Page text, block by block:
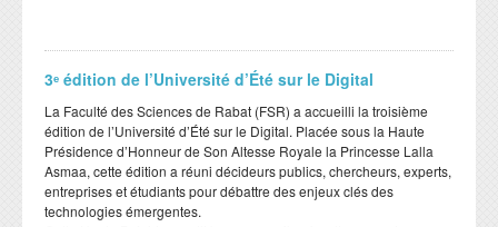
3ᵉ édition de l’Université d’Été sur le Digital
​La Faculté des Sciences de Rabat (FSR) a accueilli la troisième
édition de l’Université d’Été sur le Digital. Placée sous la Haute
Présidence d’Honneur de Son Altesse Royale la Princesse Lalla
Asmaa, cette édition a réuni décideurs publics, chercheurs, experts,
entreprises et étudiants pour débattre des enjeux clés des
technologies émergentes.